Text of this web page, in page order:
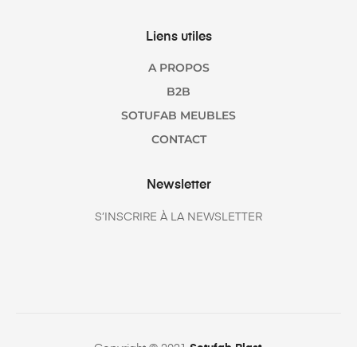
Liens utiles
A PROPOS
B2B
SOTUFAB MEUBLES
CONTACT
Newsletter
S’INSCRIRE À LA NEWSLETTER